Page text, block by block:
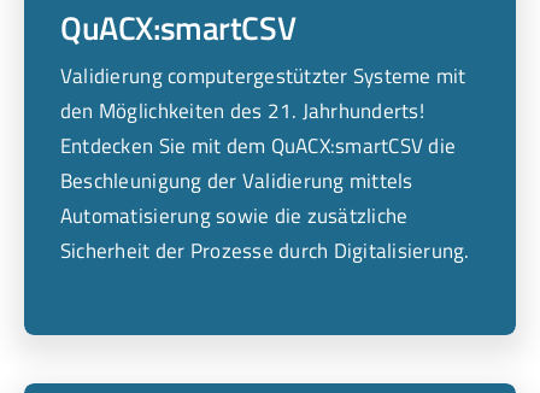
QuACX:smartCSV
Validierung computergestützter Systeme mit
den Möglichkeiten des 21. Jahrhunderts!
Entdecken Sie mit dem QuACX:smartCSV die
Beschleunigung der Validierung mittels
Automatisierung sowie die zusätzliche
Sicherheit der Prozesse durch Digitalisierung.